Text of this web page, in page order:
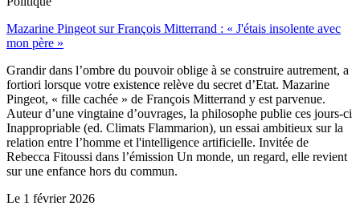
Mazarine Pingeot sur François Mitterrand : « J'étais insolente avec
mon père »
Grandir dans l’ombre du pouvoir oblige à se construire autrement, a
fortiori lorsque votre existence relève du secret d’Etat. Mazarine
Pingeot, « fille cachée » de François Mitterrand y est parvenue.
Auteur d’une vingtaine d’ouvrages, la philosophe publie ces jours-ci
Inappropriable (ed. Climats Flammarion), un essai ambitieux sur la
relation entre l’homme et l'intelligence artificielle. Invitée de
Rebecca Fitoussi dans l’émission Un monde, un regard, elle revient
sur une enfance hors du commun.
Le 1 février 2026